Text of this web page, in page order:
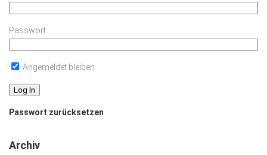
Passwort
Angemeldet bleiben
Passwort zurücksetzen
Archiv